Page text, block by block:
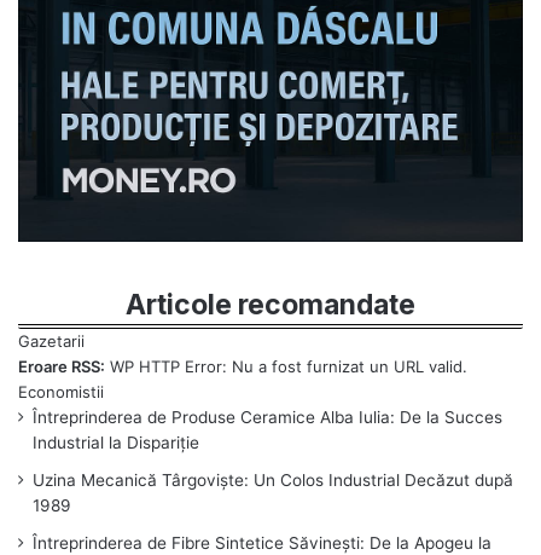
Articole recomandate
Eroare RSS: WP HTTP Error: Nu a fost furnizat un URL valid.
Întreprinderea de Produse Ceramice Alba Iulia: De la Succes
Industrial la Dispariție
Uzina Mecanică Târgoviște: Un Colos Industrial Decăzut după
1989
Întreprinderea de Fibre Sintetice Săvinești: De la Apogeu la